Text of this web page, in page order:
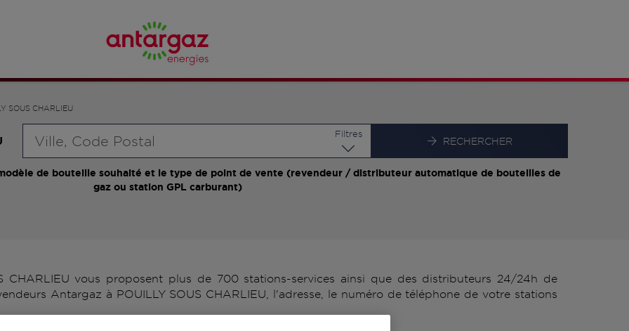
SOUS CHARLIEU
Filtres
RECHERCHER
de bouteille souhaité et le type de point de vente (revendeur / distributeur automatique de bouteilles de
gaz ou station GPL carburant)
CHARLIEU vous proposent plus de 700 stations-services ainsi que des distributeurs 24/24h de
Antargaz à POUILLY SOUS CHARLIEU, l'adresse, le numéro de téléphone de votre stations